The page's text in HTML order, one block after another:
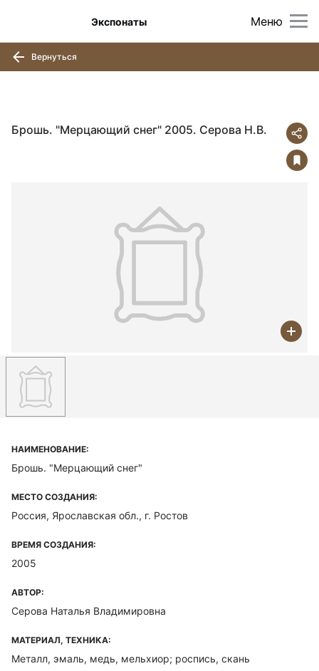
Меню
Экспонаты
Вернуться
Брошь. "Мерцающий снег" 2005. Серова Н.В.
НАИМЕНОВАНИЕ:
Брошь. "Мерцающий снег"
МЕСТО СОЗДАНИЯ:
Россия, Ярославская обл., г. Ростов
ВРЕМЯ СОЗДАНИЯ:
2005
АВТОР:
Серова Наталья Владимировна
МАТЕРИАЛ, ТЕХНИКА:
Металл, эмаль, медь, мельхиор; роспись, скань